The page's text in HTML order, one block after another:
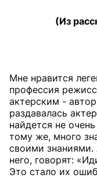
(Из
Мне нравится
профессия
актерским -
раздавалась
найдется не
тому же, много
своими знаниями.
него, говорят:
Это стало их